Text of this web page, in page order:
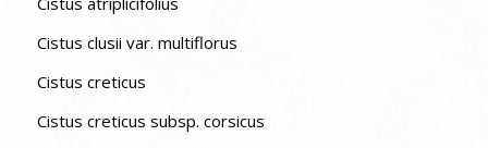
Cistus clusii var. multiflorus
Cistus creticus
Cistus creticus subsp. corsicus